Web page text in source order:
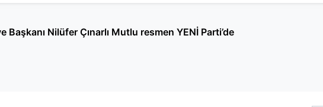
gönlü CHP'de kalan meclis üyesi yok